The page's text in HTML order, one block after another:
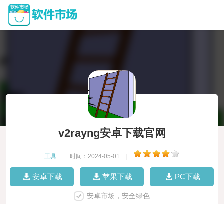
v2rayng安卓下载官网
工具 时间：2024-05-01
安卓下载 苹果下载 PC下载
安卓市场，安全绿色